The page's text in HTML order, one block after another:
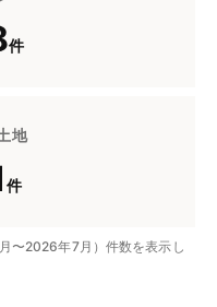
件
地
件
〜2026年7月）件数を表示し